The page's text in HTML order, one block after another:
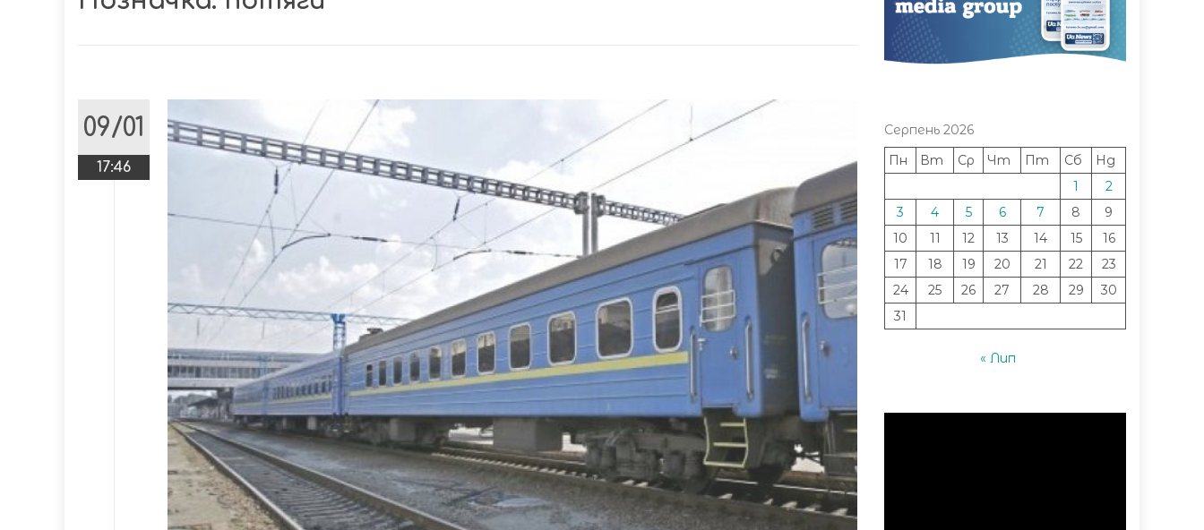
09/01
17:46
Серпень 2026
Пн
Вт Ср Чт Пт Сб
Нд
1
2
3
4 5 6 7 8
9
10
11 12 13 14 15
16
17
18 19 20 21 22
23
24
25 26 27 28 29
30
31
« Лип